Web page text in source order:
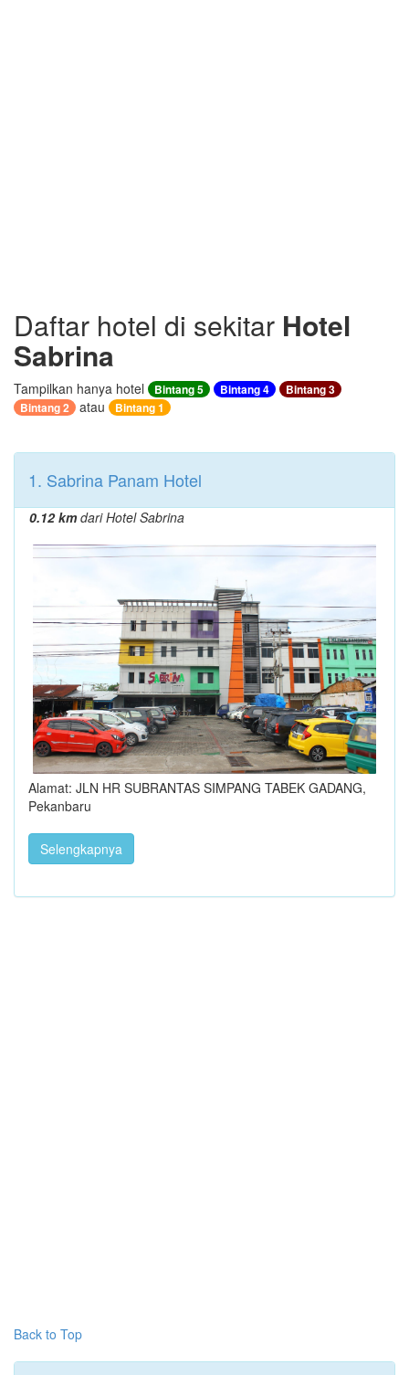
Daftar hotel di sekitar Hotel
Sabrina
Tampilkan hanya hotel Bintang 5 Bintang 4
Bintang 3
Bintang 2
atau Bintang 1
1. Sabrina Panam Hotel
0.12 kmdari Hotel Sabrina
Alamat: JLN HR SUBRANTAS SIMPANG TABEK GADANG,
Pekanbaru
Selengkapnya
Back to Top